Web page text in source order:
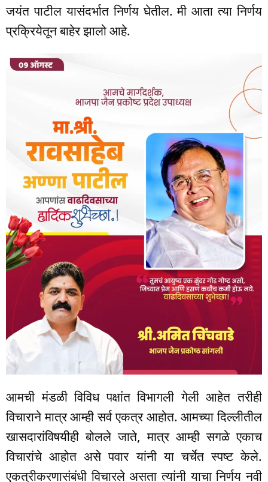
जयंत पाटील यासंदर्भात निर्णय घेतील. मी आता त्या निर्णय
प्रक्रियेतून बाहेर झालो आहे.
आमची मंडळी विविध पक्षांत विभागली गेली आहेत तरीही
विचाराने मात्र आम्ही सर्व एकत्र आहोत. आमच्या दिल्लीतील
खासदारांविषयीही बोलले जाते, मात्र आम्ही सगळे एकाच
विचारांचे आहोत असे पवार यांनी या चर्चेत स्पष्ट केले.
एकत्रीकरणासंबंधी विचारले असता त्यांनी याचा निर्णय नवी